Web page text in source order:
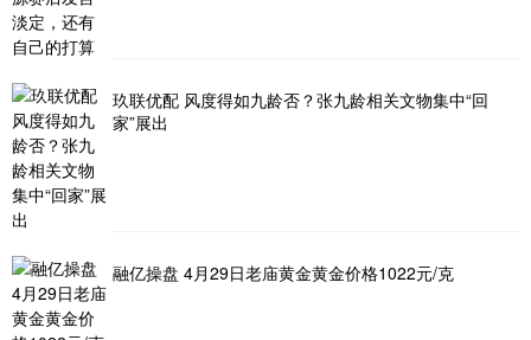
玖联优配 风度得如九龄否？张九龄相关文物集中“回
家”展出
融亿操盘 4月29日老庙黄金黄金价格1022元/克